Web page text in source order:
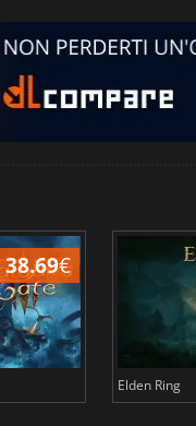
38.69€
Elden Ring